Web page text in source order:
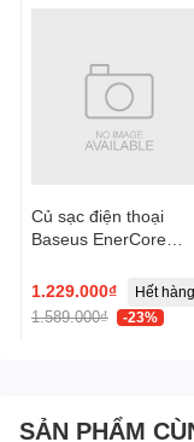
Củ sạc điện thoại
Baseus EnerCore
with Dual Retractable
Cables 3C 67W US -
Đen, Model:
1.229.000₫
1.589.000₫ -23%
Hết hàng
SẢN PHẨM